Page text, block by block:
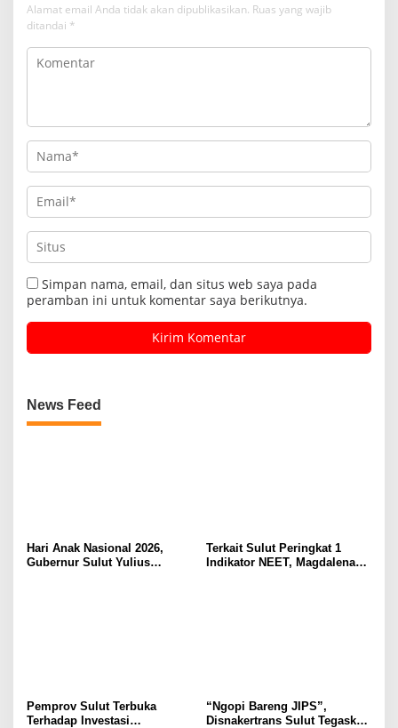
Alamat email Anda tidak akan dipublikasikan. Ruas yang wajib
ditandai *
Simpan nama, email, dan situs web saya pada
peramban ini untuk komentar saya berikutnya.
News Feed
Hari Anak Nasional 2026,
Gubernur Sulut Yulius
Terkait Sulut Peringkat 1
Indikator NEET, Magdalena
Pemprov Sulut Terbuka
Terhadap Investasi
“Ngopi Bareng JIPS”,
Disnakertrans Sulut Tegaskan